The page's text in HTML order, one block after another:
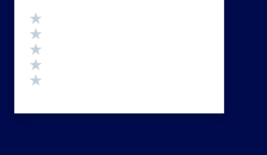
Valutazione